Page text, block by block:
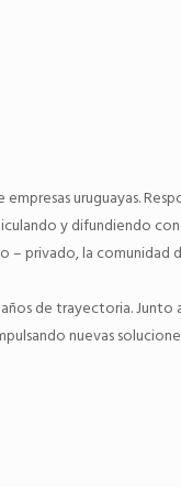
uruguayas.
y difundiendo
– privado, la comunidad
de trayectoria. Junto
nuevas